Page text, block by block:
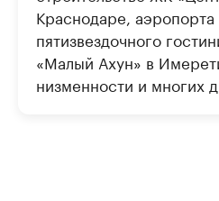
Краснодаре,
пятизвездочного
«Малый Ахун» в
низменности и многих